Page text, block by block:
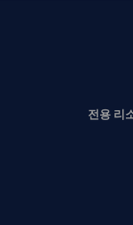
전용 리